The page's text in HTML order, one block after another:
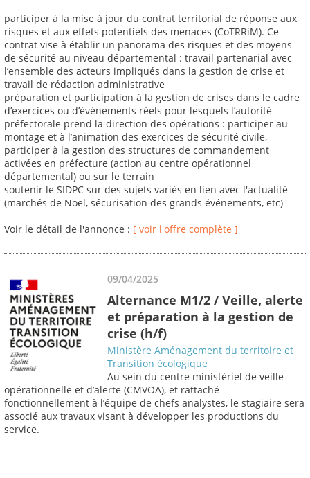
participer à la mise à jour du contrat territorial de réponse aux
risques et aux effets potentiels des menaces (CoTRRiM). Ce
contrat vise à établir un panorama des risques et des moyens
de sécurité au niveau départemental : travail partenarial avec
l’ensemble des acteurs impliqués dans la gestion de crise et
travail de rédaction administrative
préparation et participation à la gestion de crises dans le cadre
d’exercices ou d’événements réels pour lesquels l’autorité
préfectorale prend la direction des opérations : participer au
montage et à l’animation des exercices de sécurité civile,
participer à la gestion des structures de commandement
activées en préfecture (action au centre opérationnel
départemental) ou sur le terrain
soutenir le SIDPC sur des sujets variés en lien avec l'actualité
(marchés de Noël, sécurisation des grands événements, etc)
Voir le détail de l'annonce : [ voir l'offre complète ]
09/04/2025
Alternance M1/2 / Veille, alerte
et préparation à la gestion de
crise (h/f)
Ministère Aménagement du territoire et
Transition écologique
Au sein du centre ministériel de veille
opérationnelle et d’alerte (CMVOA), et rattaché
fonctionnellement à l’équipe de chefs analystes, le stagiaire sera
associé aux travaux visant à développer les productions du
service.